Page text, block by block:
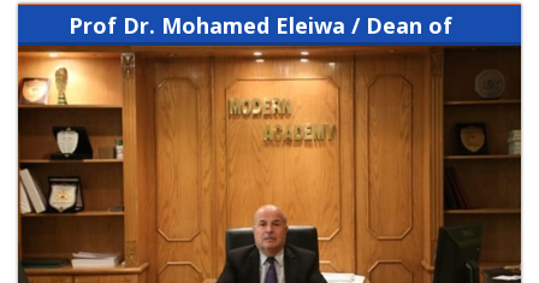
Prof Dr. Mohamed Eleiwa / Dean of
Modern Academy - for Engineering
and Technology